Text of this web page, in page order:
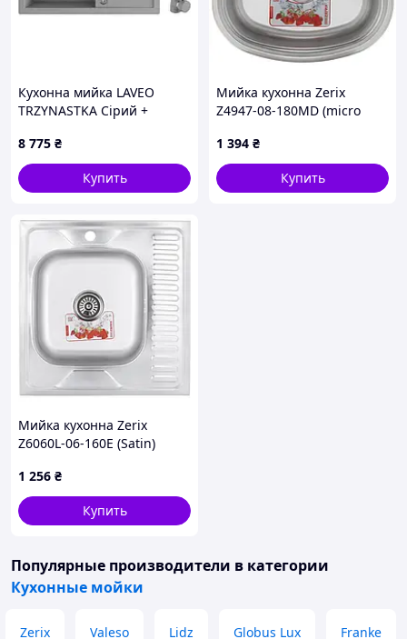
Кухонна мийка LAVEO
TRZYNASTKA Сірий +
8 775 ₴
Купить
Мийка кухонна Zerix
Z4947-08-180MD (micro
1 394 ₴
Купить
Мийка кухонна Zerix
Z6060L-06-160E (Satin)
1 256 ₴
Купить
Популярные производители в категории
Кухонные мойки
Zerix Valeso Lidz Globus Lux Franke